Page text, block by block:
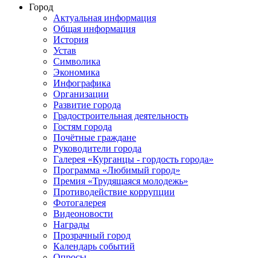
Город
Актуальная информация
Общая информация
История
Устав
Символика
Экономика
Инфографика
Организации
Развитие города
Градостроительная деятельность
Гостям города
Почётные граждане
Руководители города
Галерея «Курганцы - гордость города»
Программа «Любимый город»
Премия «Трудящаяся молодежь»
Противодействие коррупции
Фотогалерея
Видеоновости
Награды
Прозрачный город
Календарь событий